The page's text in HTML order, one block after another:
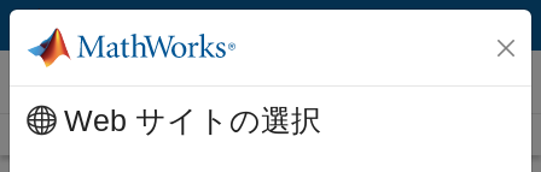
コンテンツへスキップ
MATLAB
概要 入門 機能 学生向け
Web サイトの選択